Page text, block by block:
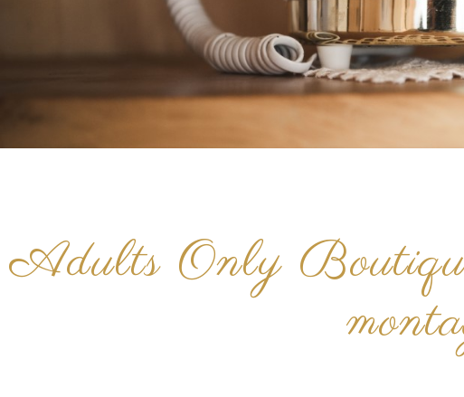
Adults Only